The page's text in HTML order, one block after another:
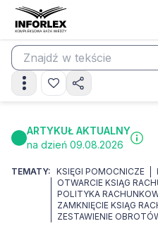
ARTYKUŁ AKTUALNY
na dzień 09.08.2026
TEMATY: KSIĘGI POMOCNICZE
OTWARCIE KSIĄG
POLITYKA
ZAMKNIĘCIE KSIĄG
ZESTAWIENIE